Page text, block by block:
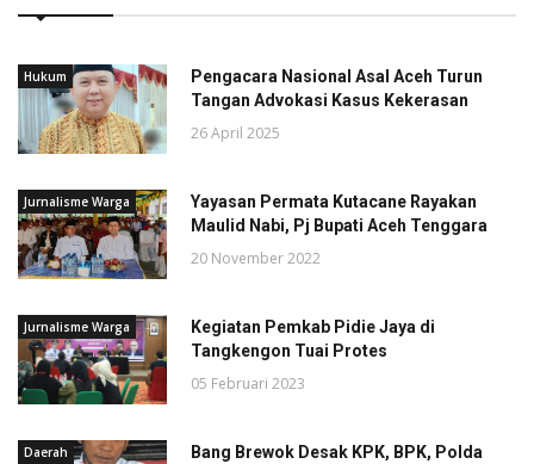
Hukum
Pengacara Nasional Asal Aceh Turun
Tangan Advokasi Kasus Kekerasan
26 April 2025
Jurnalisme Warga
Yayasan Permata Kutacane Rayakan
Maulid Nabi, Pj Bupati Aceh Tenggara
20 November 2022
Jurnalisme Warga
Kegiatan Pemkab Pidie Jaya di
Tangkengon Tuai Protes
05 Februari 2023
Daerah
Bang Brewok Desak KPK, BPK, Polda